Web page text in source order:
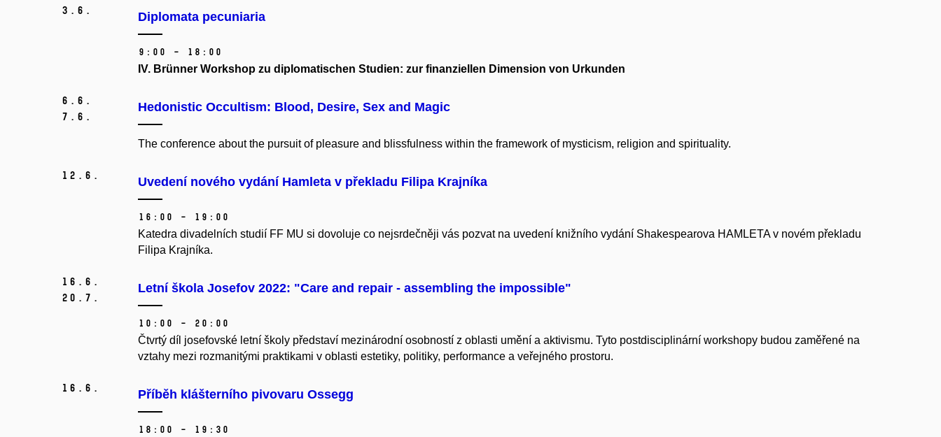
3. 6. Diplomata pecuniaria
9:00 – 18:00
IV. Brünner Workshop zu diplomatischen Studien: zur finanziellen Dimension von Urkunden
6. 6.
7. 6.
Hedonistic Occultism: Blood, Desire, Sex and Magic
The conference about the pursuit of pleasure and blissfulness within the framework of mysticism, religion and spirituality.
12. 6. Uvedení nového vydání Hamleta v překladu Filipa Krajníka
16:00 – 19:00
Katedra divadelních studií FF MU si dovoluje co nejsrdečněji vás pozvat na uvedení knižního vydání Shakespearova HAMLETA v novém překladu
Filipa Krajníka.
16. 6.
20. 7.
Letní škola Josefov 2022: "Care and repair - assembling the impossible"
10:00 – 20:00
Čtvrtý díl josefovské letní školy představí mezinárodní osobností z oblasti umění a aktivismu. Tyto postdisciplinární workshopy budou zaměřené na
vztahy mezi rozmanitými praktikami v oblasti estetiky, politiky, performance a veřejného prostoru.
16. 6. Příběh klášterního pivovaru Ossegg
18:00 – 19:30